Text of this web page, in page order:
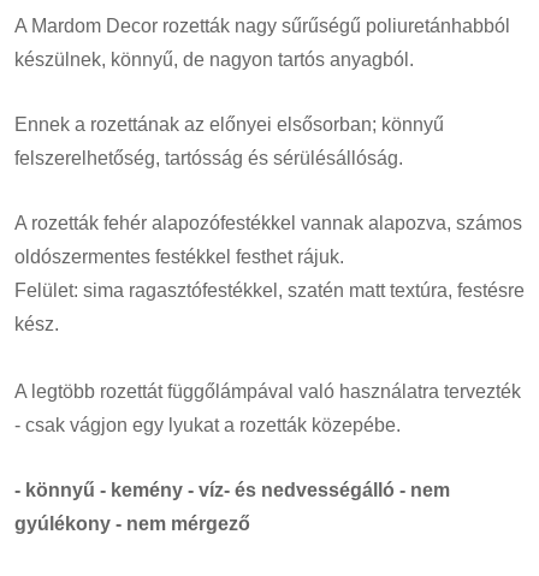
A Mardom Decor rozetták nagy sűrűségű poliuretánhabból
készülnek, könnyű, de nagyon tartós anyagból.
Ennek a rozettának az előnyei elsősorban; könnyű
felszerelhetőség, tartósság és sérülésállóság.
A rozetták fehér alapozófestékkel vannak alapozva, számos
oldószermentes festékkel festhet rájuk.
Felület: sima ragasztófestékkel, szatén matt textúra, festésre
kész.
A legtöbb rozettát függőlámpával való használatra tervezték
- csak vágjon egy lyukat a rozetták közepébe.
- könnyű - kemény - víz- és nedvességálló - nem
gyúlékony - nem mérgező